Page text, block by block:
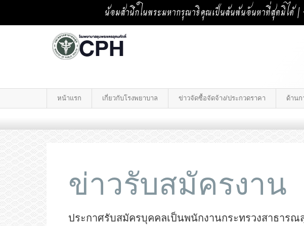
น้อมสำนึกในพระมหากรุณาธิคุณเป็นล้นพ้นอันหาที่สุดมิได้
หน้าแรก เกี่ยวกับโรงพยาบาล ข่าวจัดซื้อจัดจ้าง/ประกวดราคา ด้านก
ข่าวรับสมัครงาน
ประกาศรับสมัครบุคคลเป็นพนักงานกระทรวงสาธาร